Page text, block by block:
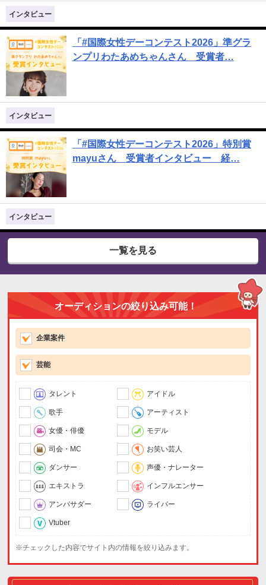
インタビュー
「#国際女性デーコンテスト2026」準グラ
ンプリわたあめちゃんさん 受賞者…
インタビュー
「#国際女性デーコンテスト2026」特別賞
mayuさん 受賞者インタビュー 経…
インタビュー
一覧を見る
オーディションの絞り込み可能！
企業案件
芸能
タレント アイドル
歌手 アーティスト
女優・俳優 モデル
司会・MC お笑い芸人
ダンサー 声優・ナレーター
エキストラ インフルエンサー
アンバサダー ライバー
Vtuber
※チェックした内容でサイト内の情報を絞り込みます。